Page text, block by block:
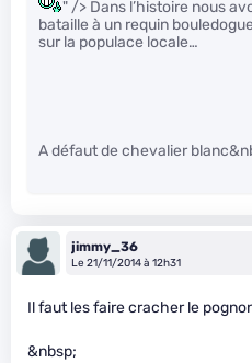
" /> Dans l’histoire nous
bataille à un requin
sur la populace locale…
A défaut de chevalier
jimmy_36
Le 21/11/2014 à 12h31
Il faut les faire cracher le
&nbsp;